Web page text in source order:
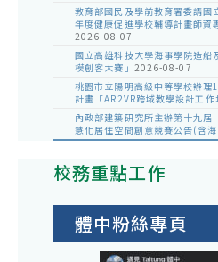
教育部國民及學前教育署委請
年度健康促進學校輔導計畫師
2026-08-07
國立高雄科技大學海事學院造
模創客大賽」 2026-08-07
桃園市立陽明高級中等學校辦
計畫「AR2VR跨域教學設計工作
內政部建築研究所主辦第十九
慧化居住空間創意競賽公告(含
校務重點工作
體中粉絲專頁